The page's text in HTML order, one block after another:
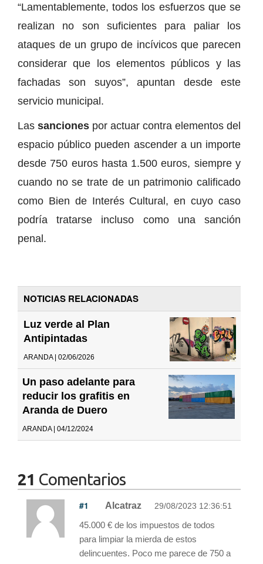
“Lamentablemente, todos los esfuerzos que se
realizan no son suficientes para paliar los
ataques de un grupo de incívicos que parecen
considerar que los elementos públicos y las
fachadas son suyos”, apuntan desde este
servicio municipal.
Las sanciones por actuar contra elementos del
espacio público pueden ascender a un importe
desde 750 euros hasta 1.500 euros, siempre y
cuando no se trate de un patrimonio calificado
como Bien de Interés Cultural, en cuyo caso
podría tratarse incluso como una sanción
penal.
NOTICIAS RELACIONADAS
Luz verde al Plan
Antipintadas
ARANDA | 02/06/2026
Un paso adelante para
reducir los grafitis en
Aranda de Duero
ARANDA | 04/12/2024
21 Comentarios
#1 Alcatraz 29/08/2023 12:36:51
45.000 € de los impuestos de todos
para limpiar la mierda de estos
delincuentes. Poco me parece de 750 a